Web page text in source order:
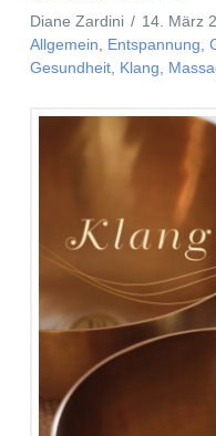
Diane Zardini
14. März
Allgemein
Entspannung
Gesundheit, Klang